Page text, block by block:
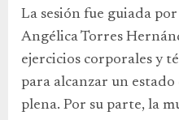
La sesión fue guiada
Angélica Torres
ejercicios corporales y
para alcanzar un
plena. Por su parte, la